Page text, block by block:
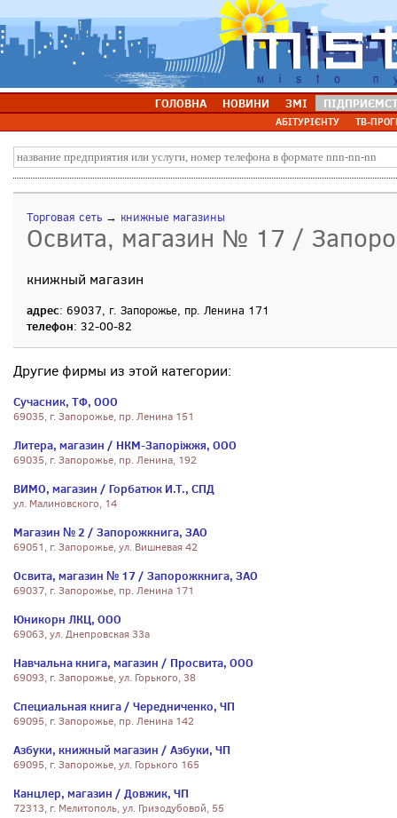
ГОЛОВНА НОВИНИ ЗМІ
АБІТУРІЄНТУ ТВ-
Торговая сеть → книжные магазины
Освита, магазин № 17 /
книжный магазин
адрес: 69037, г. Запорожье, пр. Ленина 171
телефон: 32-00-82
Другие фирмы из этой категории:
Сучасник, ТФ, ООО
69035, г. Запорожье, пр. Ленина 151
Литера, магазин / НКМ-Запоріжжя, ООО
69035, г. Запорожье, пр. Ленина, 192
ВИМО, магазин / Горбатюк И.Т., СПД
ул. Малиновского, 14
Магазин № 2 / Запорожкнига, ЗАО
69051, г. Запорожье, ул. Вишневая 42
Освита, магазин № 17 / Запорожкнига, ЗАО
69037, г. Запорожье, пр. Ленина 171
Юникорн ЛКЦ, ООО
69063, ул. Днепровская 33а
Навчальна книга, магазин / Просвита, ООО
69093, г. Запорожье, ул. Горького, 38
Специальная книга / Чередниченко, ЧП
69095, г. Запорожье, пр. Ленина 142
Азбуки, книжный магазин / Азбуки, ЧП
69095, г. Запорожье, ул. Горького 165
Канцлер, магазин / Довжик, ЧП
72313, г. Мелитополь, ул. Гризодубовой, 55